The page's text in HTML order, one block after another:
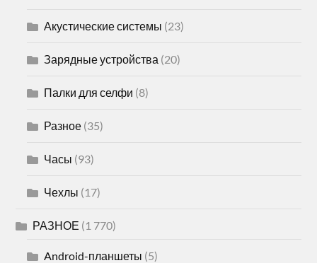
Акустические системы (23)
Зарядные устройства (20)
Палки для селфи (8)
Разное (35)
Часы (93)
Чехлы (17)
РАЗНОЕ (1 770)
Android-планшеты (5)